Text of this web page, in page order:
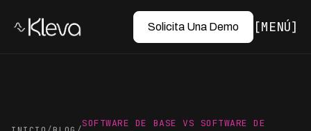
Solicita Una Demo MENÚ
SOFTWARE DE BASE VS SOFTWARE DE